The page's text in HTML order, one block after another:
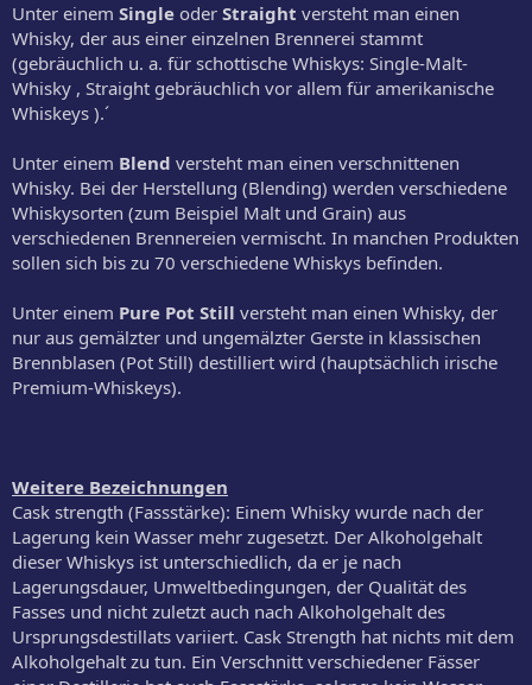
Unter einem Single oder Straight versteht man einen
Whisky, der aus einer einzelnen Brennerei stammt
(gebräuchlich u. a. für schottische Whiskys: Single-Malt-
Whisky , Straight gebräuchlich vor allem für amerikanische
Whiskeys ).´
Unter einem Blend versteht man einen verschnittenen
Whisky. Bei der Herstellung (Blending) werden verschiedene
Whiskysorten (zum Beispiel Malt und Grain) aus
verschiedenen Brennereien vermischt. In manchen Produkten
sollen sich bis zu 70 verschiedene Whiskys befinden.
Unter einem Pure Pot Still versteht man einen Whisky, der
nur aus gemälzter und ungemälzter Gerste in klassischen
Brennblasen (Pot Still) destilliert wird (hauptsächlich irische
Premium-Whiskeys).
Weitere Bezeichnungen
Cask strength (Fassstärke): Einem Whisky wurde nach der
Lagerung kein Wasser mehr zugesetzt. Der Alkoholgehalt
dieser Whiskys ist unterschiedlich, da er je nach
Lagerungsdauer, Umweltbedingungen, der Qualität des
Fasses und nicht zuletzt auch nach Alkoholgehalt des
Ursprungsdestillats variiert. Cask Strength hat nichts mit dem
Alkoholgehalt zu tun. Ein Verschnitt verschiedener Fässer